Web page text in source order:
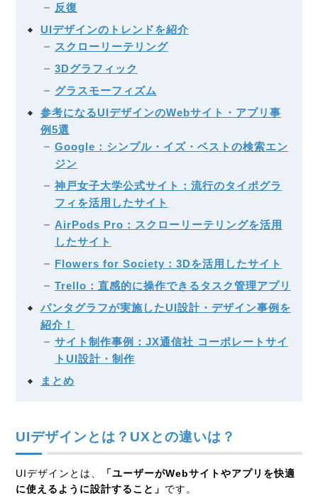
反復
UIデザインのトレンドを紹介
スクローリーテリング
3Dグラフィック
グラスモーフィズム
参考になるUIデザインのWebサイト・アプリ事
例5選
Google：シンプル・イズ・ベストの検索エン
ジン
神戸女子大学公式サイト：流行のタイポグラ
フィを活用したサイト
AirPods Pro：スクローリーテリングを活用
したサイト
Flowers for Society：3Dを活用したサイト
Trello：直感的に操作できるタスク管理アプリ
パンタグラフが実施したUI設計・デザイン事例を
紹介！
サイト制作事例：JX通信社 コーポレートサイ
トUI設計・制作
まとめ
UIデザインとは？UXとの違いは？
UIデザインとは、
「ユーザーがWebサイトやアプリを快適
に使えるように設計すること」 です。